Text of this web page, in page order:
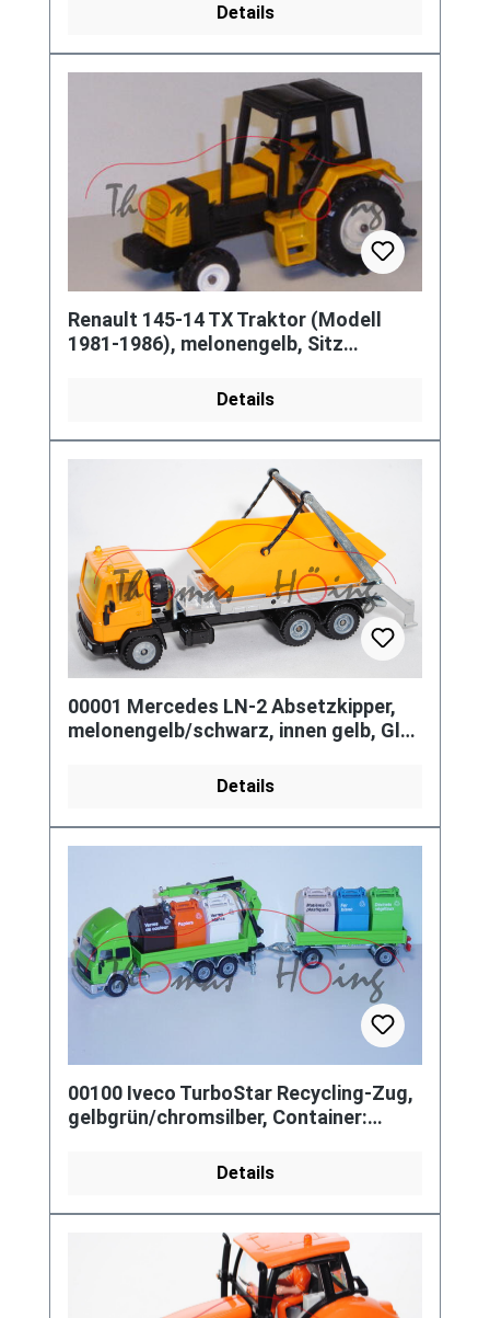
Details
Renault 145-14 TX Traktor (Modell
1981-1986), melonengelb, Sitz
Details
00001 Mercedes LN-2 Absetzkipper,
melonengelb/schwarz, innen gelb, Glas
Details
00100 Iveco TurboStar Recycling-Zug,
gelbgrün/chromsilber, Container:
Details